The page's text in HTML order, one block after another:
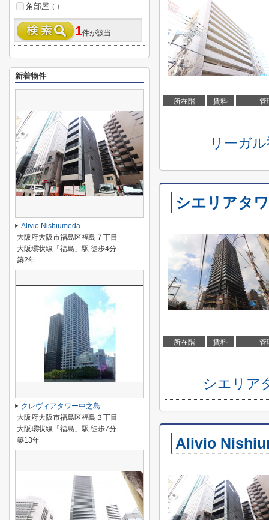
所在階 賃料 管
リーガ
シエリアタ
所在階 賃料 管
シエリア
Alivio
角部屋 (-)
1件が該当
新着物件
Alivio Nishiumeda
大阪府大阪市福島区福島７丁目
大阪環状線「福島」駅 徒歩4分
築2年
クレヴィアタワー中之島
大阪府大阪市福島区福島３丁目
大阪環状線「福島」駅 徒歩7分
築13年